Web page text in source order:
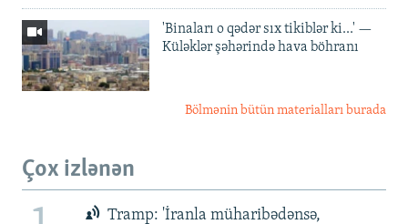
'Binaları o qədər sıx tikiblər ki...' —
Küləklər şəhərində hava böhranı
Bölmənin bütün materialları burada
Çox izlənən
Tramp: 'İranla müharibədənsə,